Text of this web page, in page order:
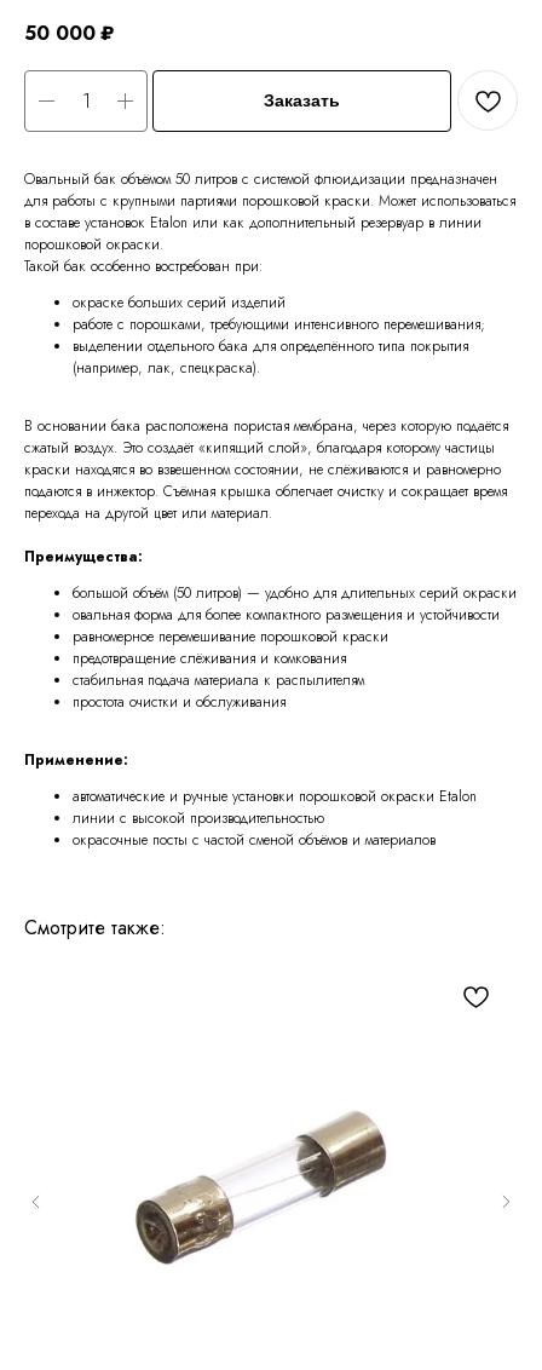
50 000₽
Заказать
Овальный бак объёмом 50 литров с системой флюидизации предназначен
для работы с крупными партиями порошковой краски. Может использоваться
в составе установок Etalon или как дополнительный резервуар в линии
порошковой окраски.
Такой бак особенно востребован при:
окраске больших серий изделий
работе с порошками, требующими интенсивного перемешивания;
выделении отдельного бака для определённого типа покрытия
(например, лак, спецкраска).
В основании бака расположена пористая мембрана, через которую подаётся
сжатый воздух. Это создаёт «кипящий слой», благодаря которому частицы
краски находятся во взвешенном состоянии, не слёживаются и равномерно
подаются в инжектор. Съёмная крышка облегчает очистку и сокращает время
перехода на другой цвет или материал.
Преимущества:
большой объём (50 литров) — удобно для длительных серий окраски
овальная форма для более компактного размещения и устойчивости
равномерное перемешивание порошковой краски
предотвращение слёживания и комкования
стабильная подача материала к распылителям
простота очистки и обслуживания
Применение:
автоматические и ручные установки порошковой окраски Etalon
линии с высокой производительностью
окрасочные посты с частой сменой объёмов и материалов
Смотрите также: